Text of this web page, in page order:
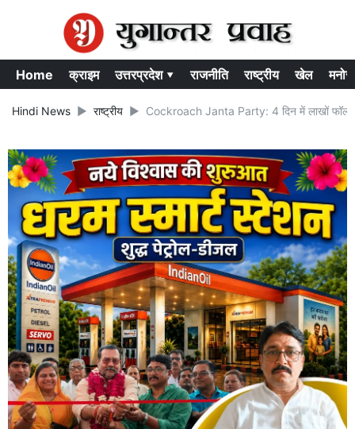
Home क्राइम उत्तरप्रदेश ▾ राजनीति राष्ट्रीय खेल
Hindi News राष्ट्रीय Cockroach Janta Party: 4 दिन में लाखों